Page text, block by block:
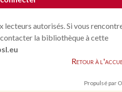
lecteurs autorisés. Si vous
la bibliothèque à cette
Retour à
Propulsé par